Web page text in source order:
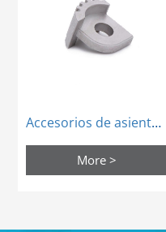
Accesorios de asiento de automóviles de precisión de metal en polvo
More >